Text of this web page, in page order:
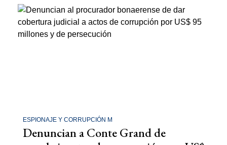
ESPIONAJE Y CORRUPCIÓN M
Denuncian a Conte Grand de